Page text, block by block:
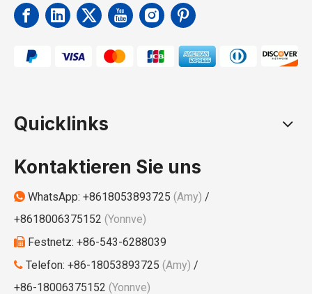
Quicklinks
Kontaktieren Sie uns
 WhatsApp: +8618053893725 (Amy) /
+8618006375152 (Yonnve)
 Festnetz: +86-543-6288039
 Telefon: +86-18053893725 (Amy) /
+86-18006375152 (Yonnve)